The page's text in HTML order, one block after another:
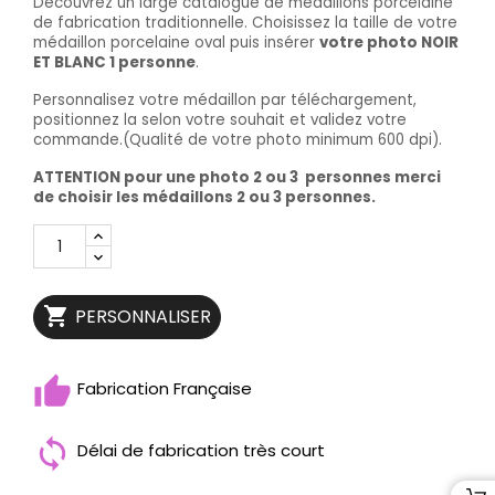
de fabrication traditionnelle. Choisissez la taille de votre
médaillon porcelaine oval puis insérer votre photo NOIR
ET BLANC 1 personne.
Personnalisez votre médaillon par téléchargement,
positionnez la selon votre souhait et validez votre
commande.(Qualité de votre photo minimum 600 dpi).
ATTENTION pour une photo 2 ou 3 personnes merci
de choisir les médaillons 2 ou 3 personnes.
 PERSONNALISER
Fabrication Française
Délai de fabrication très court